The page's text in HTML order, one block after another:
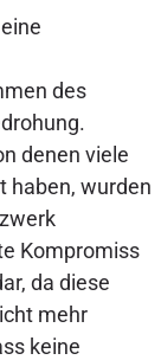
des
denen viele
haben, wurden
Kompromiss
da diese
mehr
keine